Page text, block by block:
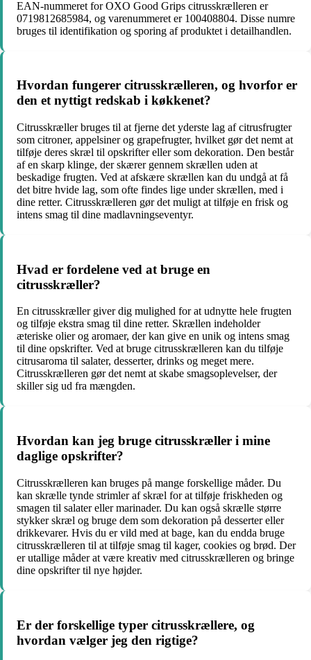
EAN-nummeret for OXO Good Grips citrusskrælleren er
0719812685984, og varenummeret er 100408804. Disse numre
bruges til identifikation og sporing af produktet i detailhandlen.
Hvordan fungerer citrusskrælleren, og hvorfor er
den et nyttigt redskab i køkkenet?
Citrusskræller bruges til at fjerne det yderste lag af citrusfrugter
som citroner, appelsiner og grapefrugter, hvilket gør det nemt at
tilføje deres skræl til opskrifter eller som dekoration. Den består
af en skarp klinge, der skærer gennem skrællen uden at
beskadige frugten. Ved at afskære skrællen kan du undgå at få
det bitre hvide lag, som ofte findes lige under skrællen, med i
dine retter. Citrusskrælleren gør det muligt at tilføje en frisk og
intens smag til dine madlavningseventyr.
Hvad er fordelene ved at bruge en
citrusskræller?
En citrusskræller giver dig mulighed for at udnytte hele frugten
og tilføje ekstra smag til dine retter. Skrællen indeholder
æteriske olier og aromaer, der kan give en unik og intens smag
til dine opskrifter. Ved at bruge citrusskrælleren kan du tilføje
citrusaroma til salater, desserter, drinks og meget mere.
Citrusskrælleren gør det nemt at skabe smagsoplevelser, der
skiller sig ud fra mængden.
Hvordan kan jeg bruge citrusskræller i mine
daglige opskrifter?
Citrusskrælleren kan bruges på mange forskellige måder. Du
kan skrælle tynde strimler af skræl for at tilføje friskheden og
smagen til salater eller marinader. Du kan også skrælle større
stykker skræl og bruge dem som dekoration på desserter eller
drikkevarer. Hvis du er vild med at bage, kan du endda bruge
citrusskrælleren til at tilføje smag til kager, cookies og brød. Der
er utallige måder at være kreativ med citrusskrælleren og bringe
dine opskrifter til nye højder.
Er der forskellige typer citrusskrællere, og
hvordan vælger jeg den rigtige?